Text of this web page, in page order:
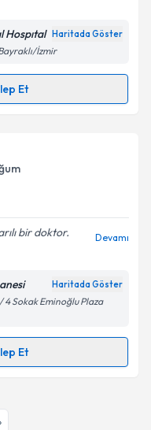
ilişkin Aydınlatma
belirtilen
ediyorum.
Hospıtal Haritada Göster
İzmir
Et
takvimi talebi
almanız için bir
ile bilgilendireceğiz.
ilişkin
Aydınlatma
verilerimin belirtilen
ediyorum.
Gönder
bir doktor.
Devamı
Haritada Göster
4 Sokak Eminoğlu Plaza
Et
takvimi talebi
›